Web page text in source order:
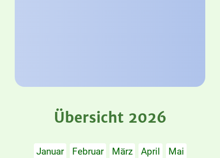
Übersicht 2026
Januar Februar März April Mai